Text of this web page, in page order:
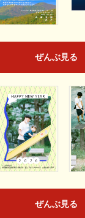
ぜんぶ見る
ぜんぶ見る